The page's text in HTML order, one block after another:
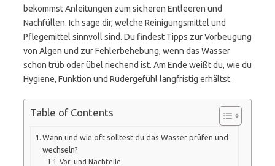
bekommst Anleitungen zum sicheren Entleeren und
Nachfüllen. Ich sage dir, welche Reinigungsmittel und
Pflegemittel sinnvoll sind. Du findest Tipps zur Vorbeugung
von Algen und zur Fehlerbehebung, wenn das Wasser
schon trüb oder übel riechend ist. Am Ende weißt du, wie du
Hygiene, Funktion und Rudergefühl langfristig erhältst.
Table of Contents
Wann und wie oft solltest du das Wasser prüfen und
wechseln?
Vor- und Nachteile